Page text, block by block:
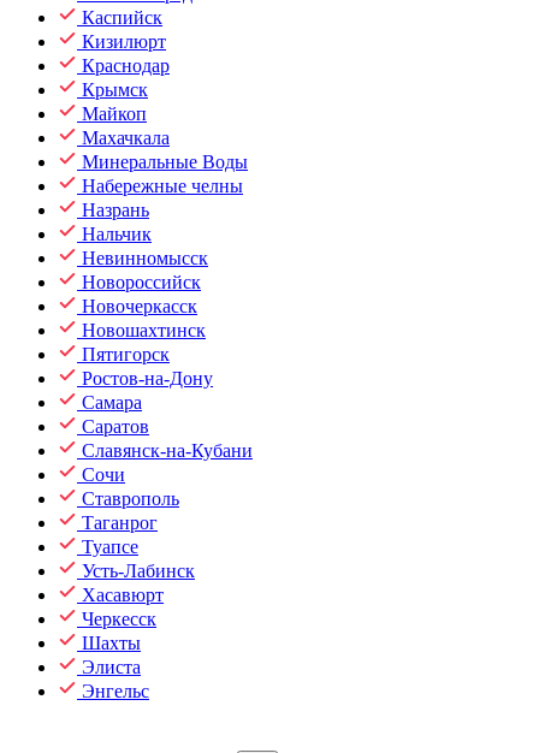
Каспийск
Кизилюрт
Краснодар
Крымск
Майкоп
Махачкала
Минеральные Воды
Набережные челны
Назрань
Нальчик
Невинномысск
Новороссийск
Новочеркасск
Новошахтинск
Пятигорск
Ростов-на-Дону
Самара
Саратов
Славянск-на-Кубани
Сочи
Ставрополь
Таганрог
Туапсе
Усть-Лабинск
Хасавюрт
Черкесск
Шахты
Элиста
Энгельс